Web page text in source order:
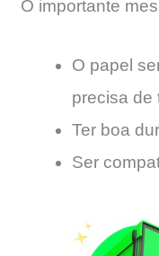
O importante
O papel
precisa de
Ter boa
Ser